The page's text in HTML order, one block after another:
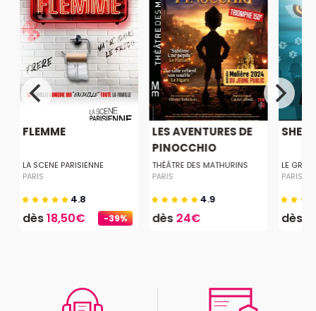
-39%
FLEMME
LA SCENE PARISIENNE
PARIS
4.8
dès18,50€
LES AVENTURES DE
PINOCCHIO
THÉÂTRE DES MATHURINS
PARIS
4.9
dès24€
LE
PARIS
dès